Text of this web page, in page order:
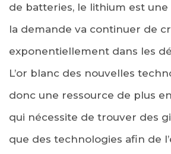
de batteries, le lithium est
la demande va continuer de
exponentiellement dans les
L’or blanc des nouvelles
donc une ressource de plus
qui nécessite de trouver des
que des technologies afin de